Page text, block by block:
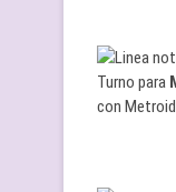
Turno para
con